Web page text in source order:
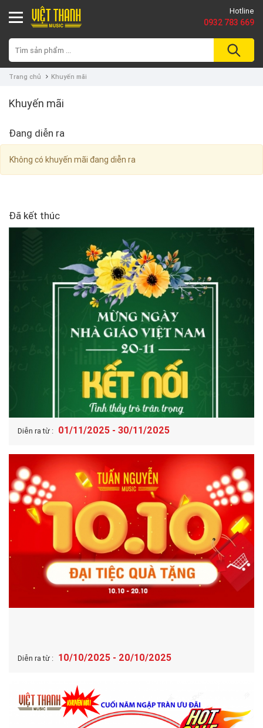
Hotline
0932 783 669
Trang chủ Khuyến mãi
Khuyến mãi
Đang diễn ra
Không có khuyến mãi đang diễn ra
Đã kết thúc
Diễn ra từ : 01/11/2025 - 30/11/2025
Diễn ra từ : 10/10/2025 - 20/10/2025